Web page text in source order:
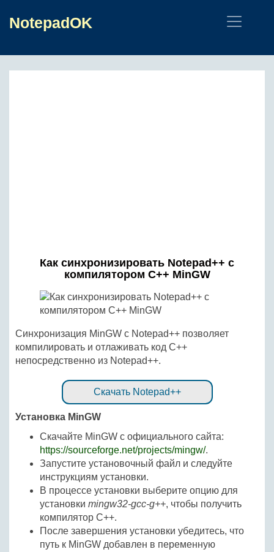
NotepadOK
Как синхронизировать Notepad++ с
компилятором C++ MinGW
Синхронизация MinGW с Notepad++ позволяет
компилировать и отлаживать код C++
непосредственно из Notepad++.
Скачать Notepad++
Установка MinGW
Скачайте MinGW с официального сайта:
https://sourceforge.net/projects/mingw/.
Запустите установочный файл и следуйте
инструкциям установки.
В процессе установки выберите опцию для
установки mingw32-gcc-g++, чтобы получить
компилятор C++.
После завершения установки убедитесь, что
путь к MinGW добавлен в переменную